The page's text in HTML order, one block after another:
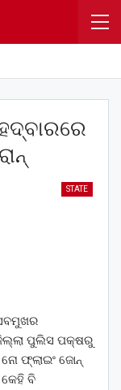
STATE
ପୁଲିସ ପକ୍ଷରୁ
ଫ୍ଲାଇଂ ଜୋନ୍‌
ବି